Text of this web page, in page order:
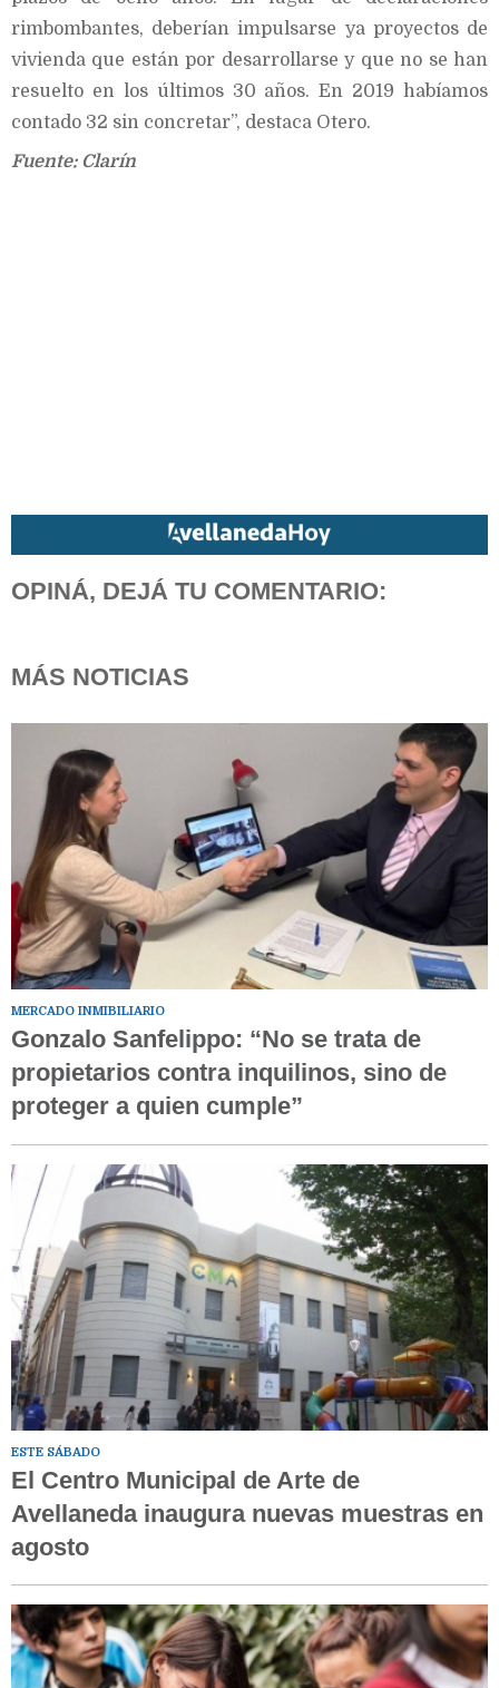
rimbombantes, deberían impulsarse ya proyectos de
vivienda que están por desarrollarse y que no se han
resuelto en los últimos 30 años. En 2019 habíamos
contado 32 sin concretar”, destaca Otero.
Fuente: Clarín
OPINÁ, DEJÁ TU COMENTARIO:
MÁS NOTICIAS
MERCADO INMIBILIARIO
Gonzalo Sanfelippo: “No se trata de
propietarios contra inquilinos, sino de
proteger a quien cumple”
ESTE SÁBADO
El Centro Municipal de Arte de
Avellaneda inaugura nuevas muestras en
agosto